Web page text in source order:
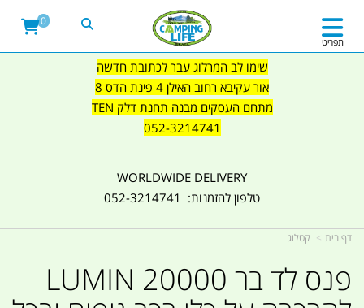
שימו לב המרלוג עבר לכתובת חדשה
אור עקיבא רחוב האילן 4 פינת הדס 8
מתחם העסקים מבנה תחנת דלק TEN
052-3214741
WORLDWIDE DELIVERY
טלפון להזמנות: 052-3214741
תפריט
0
דף בית קטלוג
פנס לד בר 20000 LUMIN